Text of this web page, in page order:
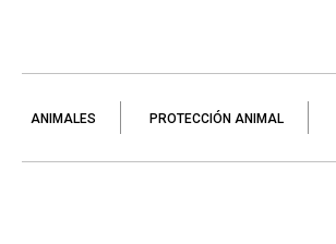
ANIMALES PROTECCIÓN ANIMAL